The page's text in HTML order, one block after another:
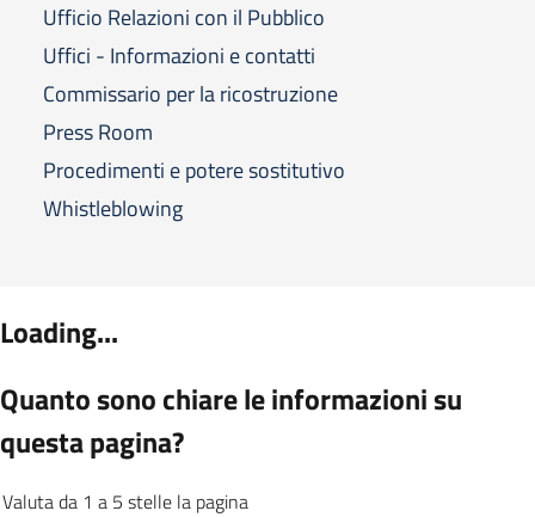
Ufficio Relazioni con il Pubblico
Uffici - Informazioni e contatti
Commissario per la ricostruzione
Press Room
Procedimenti e potere sostitutivo
Whistleblowing